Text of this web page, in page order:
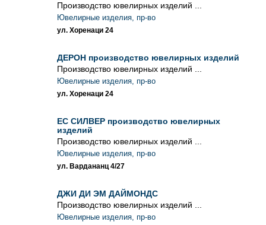
Производство ювелирных изделий ...
Ювелирные изделия, пр-во
ул. Хоренаци 24
ДЕРОН производство ювелирных изделий
Производство ювелирных изделий ...
Ювелирные изделия, пр-во
ул. Хоренаци 24
ЕС СИЛВЕР производство ювелирных
изделий
Производство ювелирных изделий ...
Ювелирные изделия, пр-во
ул. Вардананц 4/27
ДЖИ ДИ ЭМ ДАЙМОНДС
Производство ювелирных изделий ...
Ювелирные изделия, пр-во